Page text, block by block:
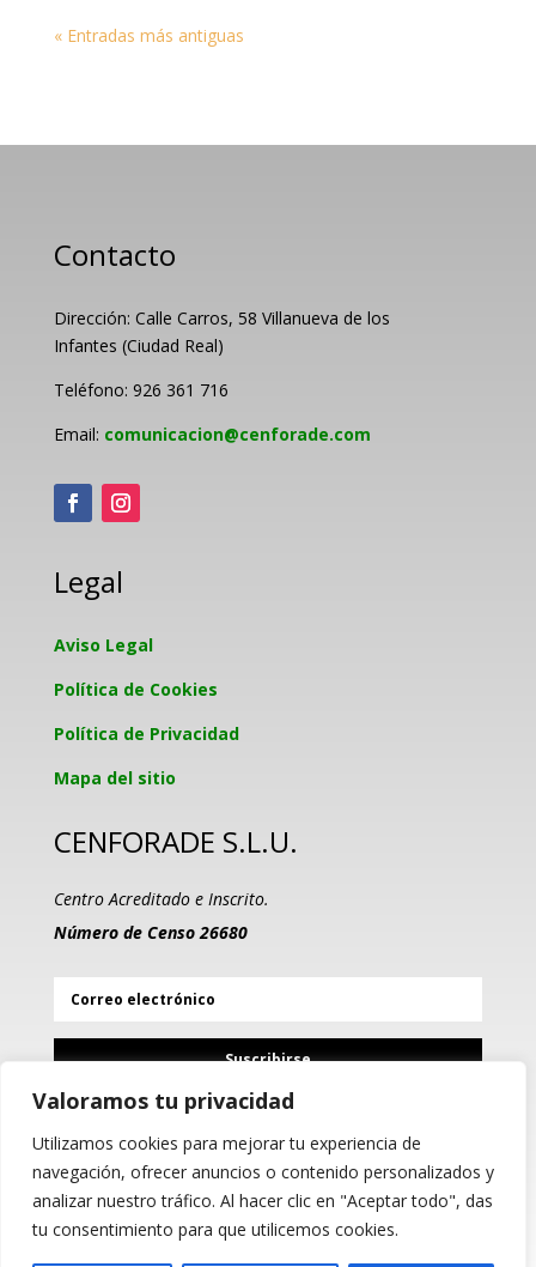
Valoramos tu privacidad
Utilizamos cookies para mejorar tu experiencia de
navegación, ofrecer anuncios o contenido personalizados y
analizar nuestro tráfico. Al hacer clic en "Aceptar todo", das
tu consentimiento para que utilicemos cookies.
« Entradas más antiguas
Contacto
Dirección: Calle Carros, 58 Villanueva de los
Infantes (Ciudad Real)
Teléfono: 926 361 716
Email: comunicacion@cenforade.com
Legal
Aviso Legal
Política de Cookies
Política de Privacidad
Mapa del sitio
CENFORADE S.L.U.
Centro Acreditado e Inscrito.
Número de Censo 26680
Suscribirse
PROGRAMA KIT DIGITAL
COFINANCIADO POR LOS
FONDOS NEXT GENERATION
(EU) DEL MECANISMO DE
RECUPERACIÓN Y RESILIENCIA